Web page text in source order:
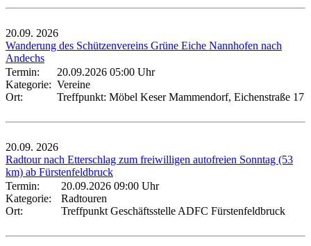
20.09. 2026
Wanderung des Schützenvereins Grüne Eiche Nannhofen nach
Andechs
Termin:
20.09.2026 05:00 Uhr
Kategorie: Vereine
Ort:
Treffpunkt: Möbel Keser Mammendorf, Eichenstraße 17
20.09. 2026
Radtour nach Etterschlag zum freiwilligen autofreien Sonntag (53
km) ab Fürstenfeldbruck
Termin:
20.09.2026 09:00 Uhr
Kategorie:
Radtouren
Ort:
Treffpunkt Geschäftsstelle ADFC Fürstenfeldbruck